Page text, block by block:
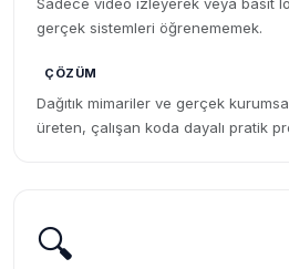
gerçek sistemleri öğrenememek.
ÇÖZÜM
Dağıtık mimariler ve gerçek
üreten, çalışan koda dayalı pratik
🔍